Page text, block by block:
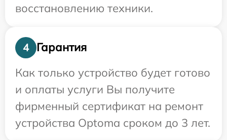
восстановлению техники.
4
Гарантия
Как только устройство будет готово
и оплаты услуги Вы получите
фирменный сертификат на ремонт
устройства Optoma сроком до 3 лет.